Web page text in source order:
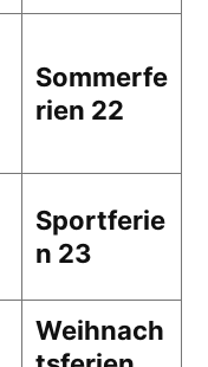
Sommerfe
rien 22
Sportferie
n 23
Weihnach